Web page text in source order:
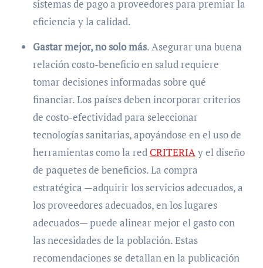
sistemas de pago a proveedores para premiar la
eficiencia y la calidad.
Gastar mejor, no solo más. Asegurar una buena
relación costo-beneficio en salud requiere
tomar decisiones informadas sobre qué
financiar. Los países deben incorporar criterios
de costo-efectividad para seleccionar
tecnologías sanitarias, apoyándose en el uso de
herramientas como la red CRITERIAy el diseño
de paquetes de beneficios. La compra
estratégica —adquirir los servicios adecuados, a
los proveedores adecuados, en los lugares
adecuados— puede alinear mejor el gasto con
las necesidades de la población. Estas
recomendaciones se detallan en la publicación